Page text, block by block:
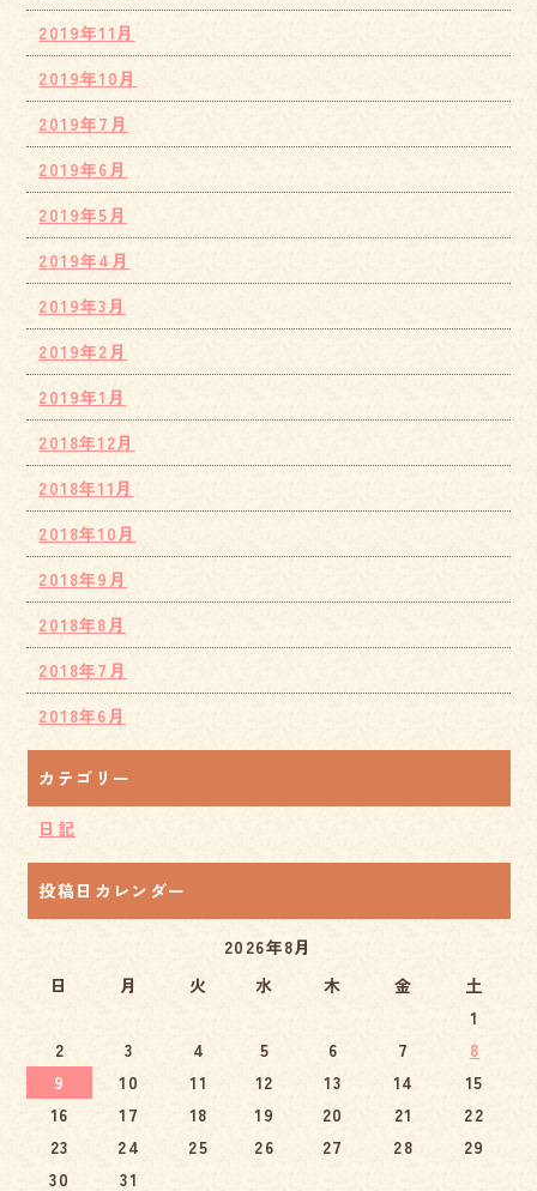
2019年11月
2019年10月
2019年7月
2019年6月
2019年5月
2019年4月
2019年3月
2019年2月
2019年1月
2018年12月
2018年11月
2018年10月
2018年9月
2018年8月
2018年7月
2018年6月
カテゴリー
日記
投稿日カレンダー
2026年8月
日
月 火 水 木 金
土
1
2
3 4 5 6 7
8
9
10 11 12 13 14
15
16
17 18 19 20 21
22
23
24 25 26 27 28
29
30
31